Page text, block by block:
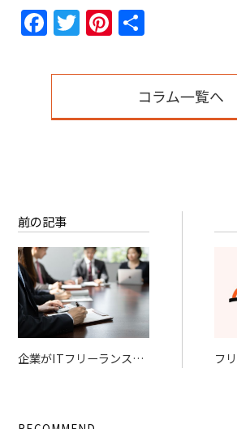
Facebook
TwitterPinterest
コラム一覧へ
前の記事
企業がITフリーランスを
フ